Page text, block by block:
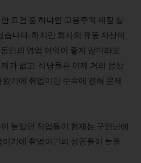
요건 중 하나인 고용주의 재정 상
습니다. 하지만 회사의 유동 자산이
안의 영업 이익이 좋지 않더라도
가 없고, 식당들은 이제 거의 정상
기에 취업이민 수속에 전혀 문제
높았던 직업들이 현재는 구인난에
기에 취업이민의 성공율이 높을